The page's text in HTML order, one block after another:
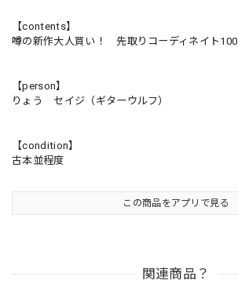
【contents】
噂の新作大人買い！ 先取りコーディネイト100
【person】
りょう セイジ（ギターウルフ）
【condition】
古本並程度
この商品をアプリで見る
関連商品？